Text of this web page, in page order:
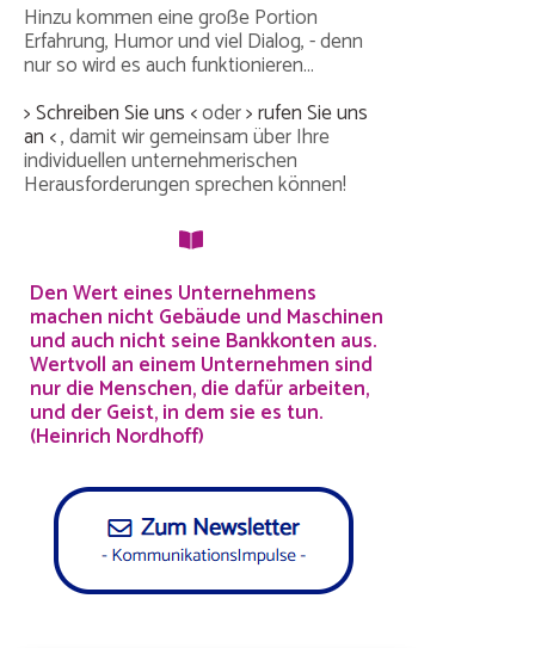
Hinzu kommen eine große Portion
Erfahrung, Humor und viel Dialog, - denn
nur so wird es auch funktionieren...
> Schreiben Sie uns <oder> rufen Sie uns
an <, damit wir gemeinsam über Ihre
individuellen unternehmerischen
Herausforderungen sprechen können!
Den Wert eines Unternehmens
machen nicht Gebäude und Maschinen
und auch nicht seine Bankkonten aus.
Wertvoll an einem Unternehmen sind
nur die Menschen, die dafür arbeiten,
und der Geist, in dem sie es tun.
(Heinrich Nordhoff)